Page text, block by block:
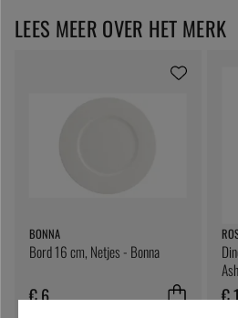
BONNA
Bord 16 cm, Netjes - Bonna
€ 6 €
LEES MEER OVER HET MERK